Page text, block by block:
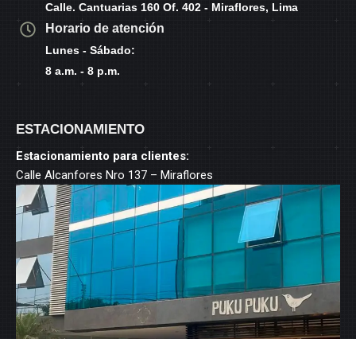
Calle. Cantuarias 160 Of. 402 - Miraflores, Lima
Horario de atención
Lunes - Sábado:
8 a.m. - 8 p.m.
ESTACIONAMIENTO
Estacionamiento para clientes:
Calle Alcanfores Nro 137 – Miraflores